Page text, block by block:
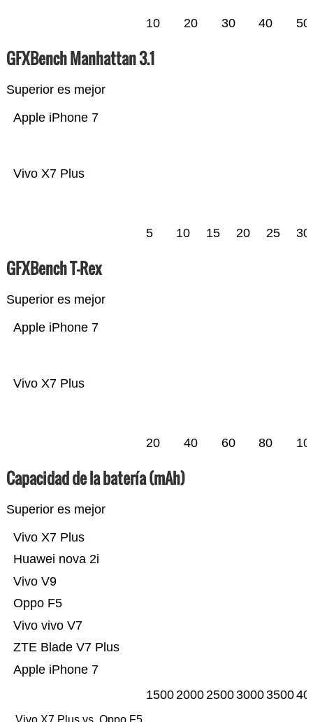
10 20 30 40 50
GFXBench Manhattan 3.1
Superior es mejor
Vivo X7 Plus
Apple iPhone 7
5 10 15 20 25 30
GFXBench T-Rex
Superior es mejor
Vivo X7 Plus
Apple iPhone 7
20 40 60 80
Capacidad de la batería (mAh)
Superior es mejor
Apple iPhone 7
ZTE Blade V7 Plus
Vivo vivo V7
Oppo F5
Vivo V9
Huawei nova 2i
Vivo X7 Plus
15002000250030003500
Vivo X7 Plus vs. Oppo F5